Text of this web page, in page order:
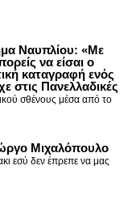
Ναυπλίου: «Με
να είσαι ο
καταγραφή ενός
στις Πανελλαδικές
σθένους μέσα από το
Μιχαλόπουλο
εσύ δεν έπρεπε να μας